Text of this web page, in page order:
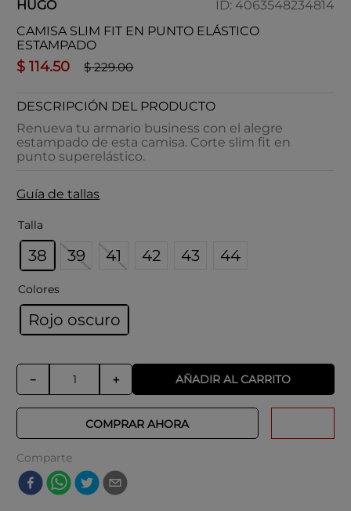
HUGO ID: 4063548234814
CAMISA SLIM FIT EN PUNTO ELÁSTICO
ESTAMPADO
$ 114.50 $ 229.00
DESCRIPCIÓN DEL PRODUCTO
Renueva tu armario business con el alegre
estampado de esta camisa. Corte slim fit en
punto superelástico.
Guía de tallas
Talla
38 39 41 42 43 44
Colores
Rojo oscuro
＋
－ AÑADIR AL CARRITO
COMPRAR AHORA
Comparte